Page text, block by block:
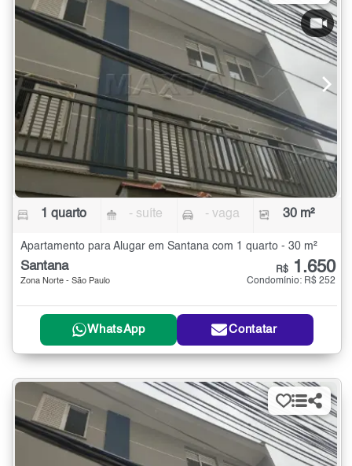
1 quarto - suíte - vaga 30 m²
Apartamento para Alugar em Santana com 1 quarto - 30 m²
Santana
Zona Norte - São Paulo
R$ 1.650
Condomínio: R$ 252
WhatsApp Contatar